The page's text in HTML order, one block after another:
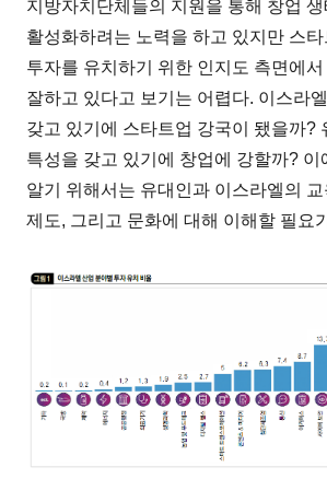
지방자치단체들의 지원을 통해 창업
활성화하려는 노력을 하고 있지만 스
투자를 유치하기 위한 인지도 측면에
잘하고 있다고 보기는 어렵다. 이스라
갖고 있기에 스타트업 강국이 됐을까?
특성을 갖고 있기에 창업에 강할까? 이
알기 위해서는 유대인과 이스라엘의 교
제도, 그리고 문화에 대해 이해할 필요